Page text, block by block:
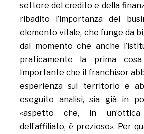
settore del credito e della
ribadito l’importanza del
elemento vitale, che funge da
dal momento che anche
praticamente la prima cosa
Importante che il franchisor
esperienza sul territorio e
eseguito analisi, sia già in
«aspetto che, in
dell’affiliato, è prezioso». Per